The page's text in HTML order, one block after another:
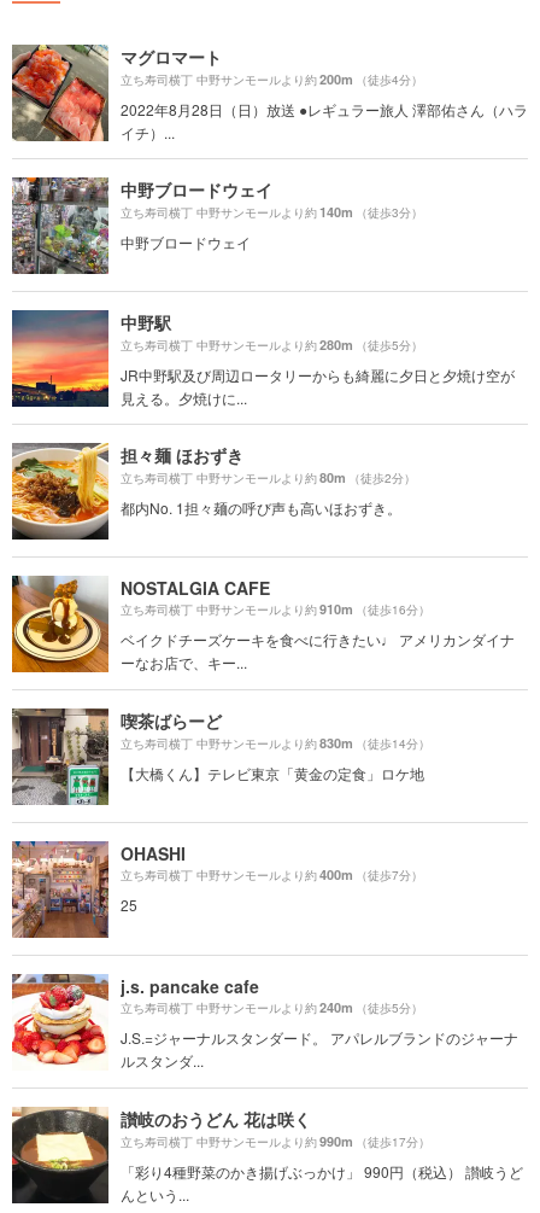
マグロマート
立ち寿司横丁 中野サンモールより約200m （徒歩4分）
2022年8月28日（日）放送 ●レギュラー旅人 澤部佑さん（ハラ
イチ）...
中野ブロードウェイ
立ち寿司横丁 中野サンモールより約140m （徒歩3分）
中野ブロードウェイ
中野駅
立ち寿司横丁 中野サンモールより約280m （徒歩5分）
JR中野駅及び周辺ロータリーからも綺麗に夕日と夕焼け空が
見える。夕焼けに...
担々麺 ほおずき
立ち寿司横丁 中野サンモールより約80m （徒歩2分）
都内No. 1担々麺の呼び声も高いほおずき。
NOSTALGIA CAFE
立ち寿司横丁 中野サンモールより約910m （徒歩16分）
ベイクドチーズケーキを食べに行きたい♩ アメリカンダイナ
ーなお店で、キー...
喫茶ばらーど
立ち寿司横丁 中野サンモールより約830m （徒歩14分）
【大橋くん】テレビ東京「黄金の定食」ロケ地
OHASHI
立ち寿司横丁 中野サンモールより約400m （徒歩7分）
25
j.s. pancake cafe
立ち寿司横丁 中野サンモールより約240m （徒歩5分）
J.S.=ジャーナルスタンダード。 アパレルブランドのジャーナ
ルスタンダ...
讃岐のおうどん 花は咲く
立ち寿司横丁 中野サンモールより約990m （徒歩17分）
「彩り4種野菜のかき揚げぶっかけ」 990円（税込） 讃岐うど
んという...